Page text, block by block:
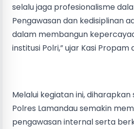
selalu jaga profesionalisme
Pengawasan dan kedisiplinan
dalam membangun
institusi Polri,” ujar Kasi
Melalui kegiatan ini,
Polres Lamandau semakin
pengawasan internal serta